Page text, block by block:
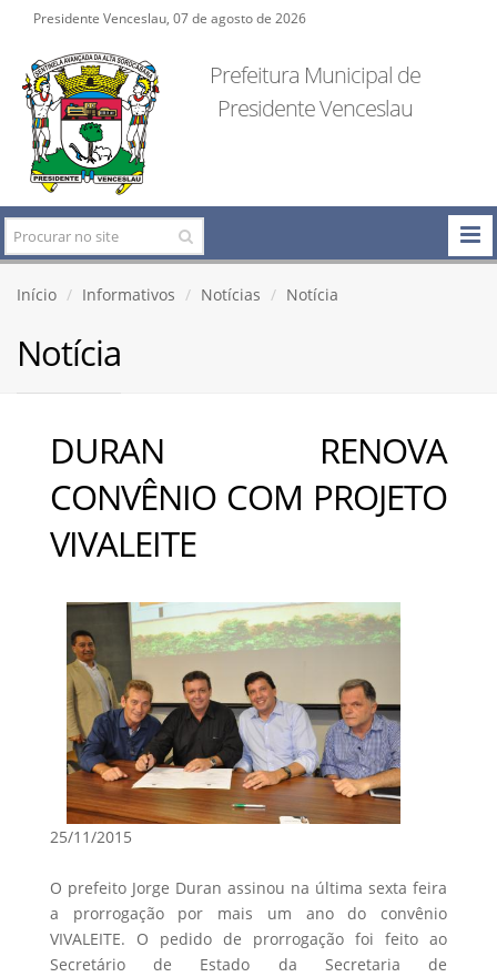
Presidente Venceslau, 07 de agosto de 2026
Prefeitura Municipal de
Presidente Venceslau
Início Informativos Notícias Notícia
Notícia
DURAN RENOVA
CONVÊNIO COM PROJETO
VIVALEITE
25/11/2015
O prefeito Jorge Duran assinou na última sexta feira
a prorrogação por mais um ano do convênio
VIVALEITE. O pedido de prorrogação foi feito ao
Secretário de Estado da Secretaria de